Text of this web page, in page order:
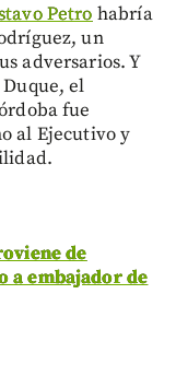
Petro habría
un
adversarios. Y
el
fue
al Ejecutivo y
de
a embajador de